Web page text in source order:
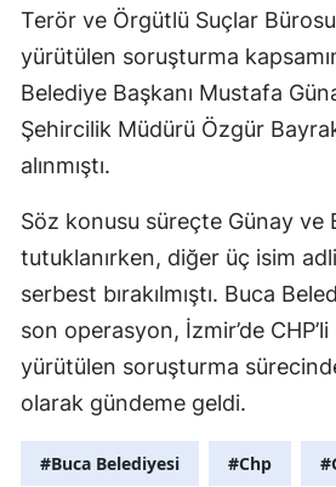
Terör ve Örgütlü Suçlar
yürütülen soruşturma
Belediye Başkanı Mustafa
Şehircilik Müdürü Özgür
alınmıştı.
Söz konusu süreçte Günay ve
tutuklanırken, diğer üç isim
serbest bırakılmıştı. Buca
son operasyon, İzmir’de
yürütülen soruşturma
olarak gündeme geldi.
#Buca Belediyesi #Chp